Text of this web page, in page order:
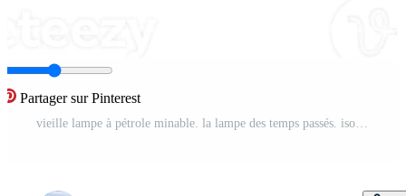
Partager sur Pinterest
vieille lampe à pétrole minable. la lampe des temps passés. isolé. sur fond blanc Photo Pro